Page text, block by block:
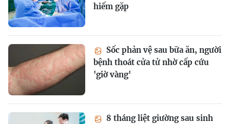
hiếm gặp
Sốc phản vệ sau bữa ăn, người
bệnh thoát cửa tử nhờ cấp cứu
'giờ vàng'
8 tháng liệt giường sau sinh